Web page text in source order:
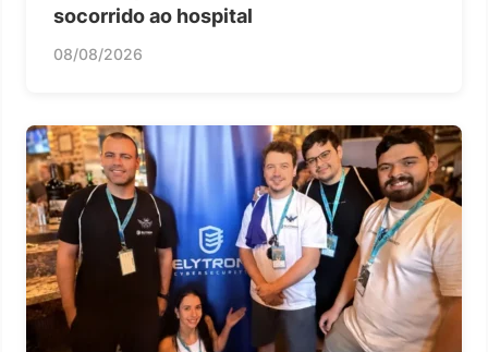
socorrido ao hospital
08/08/2026